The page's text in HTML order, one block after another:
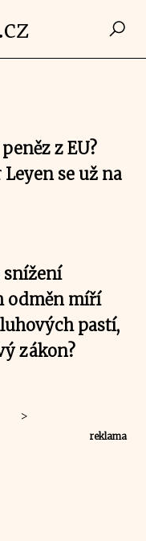
z EU?
se už na
snížení
odměn míří
pastí,
zákon?
>
reklama